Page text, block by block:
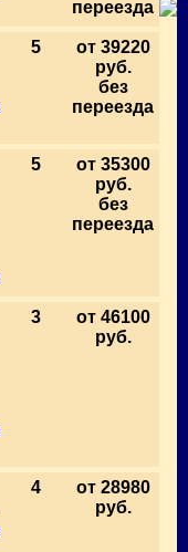
переезда
5
от 39220
руб.
без
переезда
5
от 35300
руб.
без
переезда
3
от 46100
руб.
4
от 28980
руб.